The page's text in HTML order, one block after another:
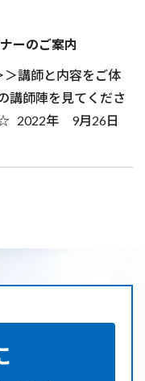
ーのご案内
＞講師と内容をご体
講師陣を見てくださ
2022年 9月26日